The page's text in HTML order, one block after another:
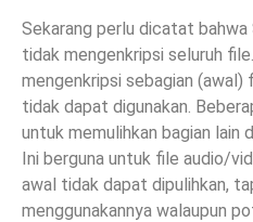
Sekarang perlu dicatat
tidak mengenkripsi seluruh
mengenkripsi sebagian (awal)
tidak dapat digunakan.
untuk memulihkan bagian lain
Ini berguna untuk file audio/
awal tidak dapat dipulihkan,
menggunakannya walaupun